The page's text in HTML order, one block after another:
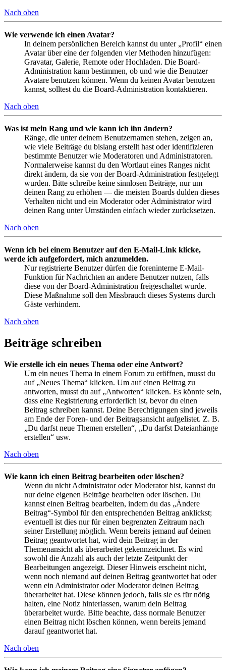
Nach oben
Wie verwende ich einen Avatar?
In deinem persönlichen Bereich kannst du unter „Profil“ einen
Avatar über eine der folgenden vier Methoden hinzufügen:
Gravatar, Galerie, Remote oder Hochladen. Die Board-
Administration kann bestimmen, ob und wie die Benutzer
Avatare benutzen können. Wenn du keinen Avatar benutzen
kannst, solltest du die Board-Administration kontaktieren.
Nach oben
Was ist mein Rang und wie kann ich ihn ändern?
Ränge, die unter deinem Benutzernamen stehen, zeigen an,
wie viele Beiträge du bislang erstellt hast oder identifizieren
bestimmte Benutzer wie Moderatoren und Administratoren.
Normalerweise kannst du den Wortlaut eines Ranges nicht
direkt ändern, da sie von der Board-Administration festgelegt
wurden. Bitte schreibe keine sinnlosen Beiträge, nur um
deinen Rang zu erhöhen — die meisten Boards dulden dieses
Verhalten nicht und ein Moderator oder Administrator wird
deinen Rang unter Umständen einfach wieder zurücksetzen.
Nach oben
Wenn ich bei einem Benutzer auf den E-Mail-Link klicke,
werde ich aufgefordert, mich anzumelden.
Nur registrierte Benutzer dürfen die foreninterne E-Mail-
Funktion für Nachrichten an andere Benutzer nutzen, falls
diese von der Board-Administration freigeschaltet wurde.
Diese Maßnahme soll den Missbrauch dieses Systems durch
Gäste verhindern.
Nach oben
Beiträge schreiben
Wie erstelle ich ein neues Thema oder eine Antwort?
Um ein neues Thema in einem Forum zu eröffnen, musst du
auf „Neues Thema“ klicken. Um auf einen Beitrag zu
antworten, musst du auf „Antworten“ klicken. Es könnte sein,
dass eine Registrierung erforderlich ist, bevor du einen
Beitrag schreiben kannst. Deine Berechtigungen sind jeweils
am Ende der Foren- und der Beitragsansicht aufgelistet. Z. B.
„Du darfst neue Themen erstellen“, „Du darfst Dateianhänge
erstellen“ usw.
Nach oben
Wie kann ich einen Beitrag bearbeiten oder löschen?
Wenn du nicht Administrator oder Moderator bist, kannst du
nur deine eigenen Beiträge bearbeiten oder löschen. Du
kannst einen Beitrag bearbeiten, indem du das „Ändere
Beitrag“-Symbol für den entsprechenden Beitrag anklickst;
eventuell ist dies nur für einen begrenzten Zeitraum nach
seiner Erstellung möglich. Wenn bereits jemand auf deinen
Beitrag geantwortet hat, wird dein Beitrag in der
Themenansicht als überarbeitet gekennzeichnet. Es wird
sowohl die Anzahl als auch der letzte Zeitpunkt der
Bearbeitungen angezeigt. Dieser Hinweis erscheint nicht,
wenn noch niemand auf deinen Beitrag geantwortet hat oder
wenn ein Administrator oder Moderator deinen Beitrag
überarbeitet hat. Diese können jedoch, falls sie es für nötig
halten, eine Notiz hinterlassen, warum dein Beitrag
überarbeitet wurde. Bitte beachte, dass normale Benutzer
einen Beitrag nicht löschen können, wenn bereits jemand
darauf geantwortet hat.
Nach oben